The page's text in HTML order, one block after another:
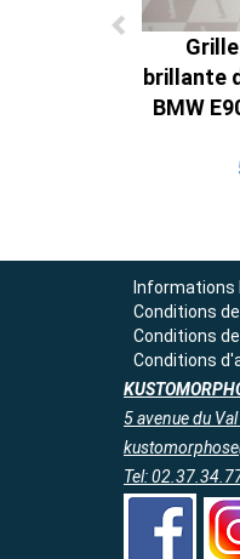
brillante
BMW
Informations
Conditions
Conditions
Conditions
5 avenue du
Tel: